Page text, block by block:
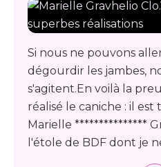
Si nous ne pouvons
dégourdir les jambes,
s'agitent.En voilà la
réalisé le caniche : il est
Marielle ***************
l'étole de BDF dont je